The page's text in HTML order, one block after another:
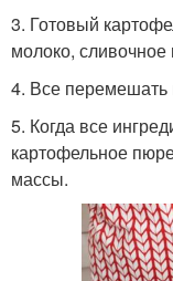
3. Готовый
молоко,
4. Все перемешать
5. Когда все
картофельное
массы.